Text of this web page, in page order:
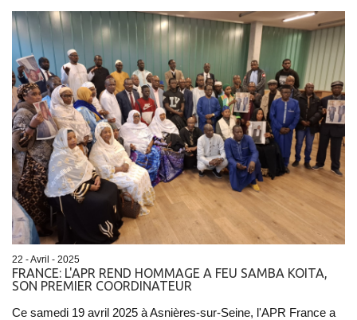
22 - Avril - 2025
FRANCE: L'APR REND HOMMAGE A FEU SAMBA KOITA,
SON PREMIER COORDINATEUR
Ce samedi 19 avril 2025 à Asnières-sur-Seine, l'APR France a